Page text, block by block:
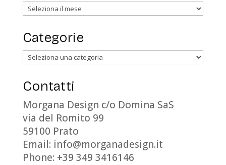
Archivi
Categorie
Categorie
Contatti
Morgana Design c/o Domina SaS
via del Romito 99
59100 Prato
Email: info@morganadesign.it
Phone: +39 349 3416146